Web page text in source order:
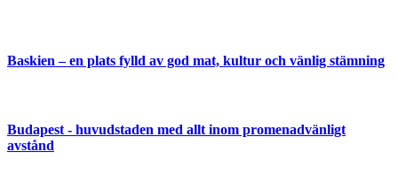
Baskien – en plats fylld av god mat, kultur och vänlig stämning
Budapest - huvudstaden med allt inom promenadvänligt
avstånd